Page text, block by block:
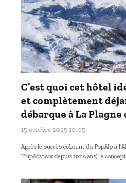
C’est quoi cet hôtel
et complètement
débarque à La Plagne
15 octobre 2025 10:05
Après le succès éclatant du PopAlp à
TripAdvisor depuis trois ans) le